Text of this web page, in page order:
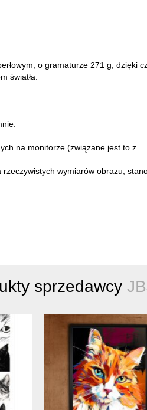
o gramaturze 271 g, dzięki
światła.
na monitorze (związane jest to z
wymiarów obrazu,
sprzedawcy